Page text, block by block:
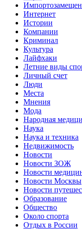
Интернет
Истории
Компании
Криминал
Культура
Лайфхаки
Летние виды
Личный счет
Люди
Места
Мнения
Мода
Народная
Наука
Наука и техника
Недвижимость
Новости
Новости ЗОЖ
Новости
Новости Москвы
Новости
Образование
Общество
Около спорта
Отдых в России